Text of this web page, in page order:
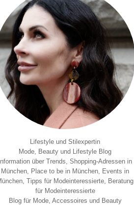
Lifestyle und Stilexpertin
Mode, Beauty und Lifestyle Blog
über Trends, Shopping-Adressen in
München, Place to be in München, Events in
Tipps für Modeinteressierte, Beratung
für Modeinteressierte
Blog für Mode, Accessoires und Beauty